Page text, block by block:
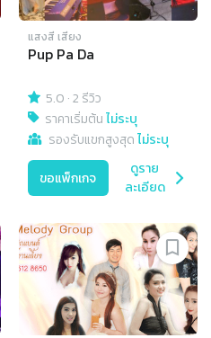
แสงสี เสียง
Pup Pa Da
5.0 ·2 รีวิว
ราคาเริ่มต้นไม่ระบุ
รองรับแขกสูงสุดไม่ระบุ
ขอแพ็กเกจ
ดูราย
ละเอียด